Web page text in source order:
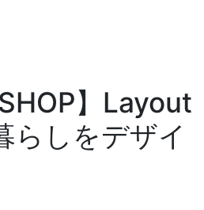
SHOP】Layout
らしをデザイ